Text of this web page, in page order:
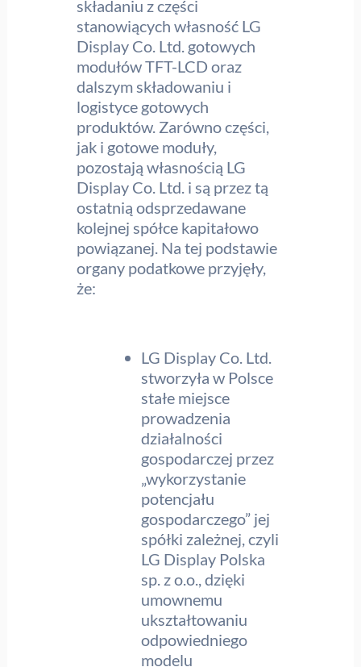
składaniu z części
stanowiących własność LG
Display Co. Ltd. gotowych
modułów TFT-LCD oraz
dalszym składowaniu i
logistyce gotowych
produktów. Zarówno części,
jak i gotowe moduły,
pozostają własnością LG
Display Co. Ltd. i są przez tą
ostatnią odsprzedawane
kolejnej spółce kapitałowo
powiązanej. Na tej podstawie
organy podatkowe przyjęły,
że:
LG Display Co. Ltd.
stworzyła w Polsce
stałe miejsce
prowadzenia
działalności
gospodarczej przez
„wykorzystanie
potencjału
gospodarczego” jej
spółki zależnej, czyli
LG Display Polska
sp. z o.o., dzięki
umownemu
ukształtowaniu
odpowiedniego
modelu